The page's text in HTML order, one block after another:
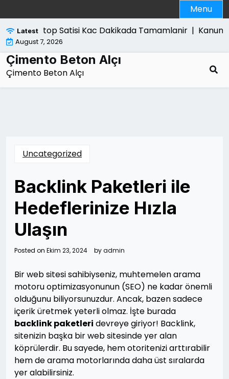
to
content
Menu
Latest
Laptop Satisi Kac Dakikada Tamamlanir |Kanun
August 7, 2026
Çimento Beton Alçı
Çimento Beton Alçı
Uncategorized
Backlink Paketleri ile
Hedeflerinize Hızla
Ulaşın
Posted on Ekim 23, 2024 byadmin
Bir web sitesi sahibiyseniz, muhtemelen arama
motoru optimizasyonunun (SEO) ne kadar önemli
olduğunu biliyorsunuzdur. Ancak, bazen sadece
içerik üretmek yeterli olmaz. İşte burada
backlink paketleri devreye giriyor! Backlink,
sitenizin başka bir web sitesinde yer alan
köprülerdir. Bu sayede, hem otoritenizi arttırabilir
hem de arama motorlarında daha üst sıralarda
yer alabilirsiniz.